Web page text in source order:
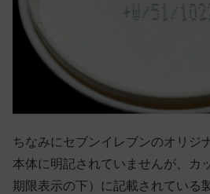
ちなみにセブンイレブンのオリジ
本体に明記されていませんが、カ
期限表示の下）に記載されている